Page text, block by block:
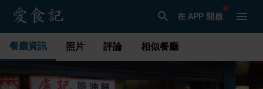
在 APP 開啟
餐廳資訊 照片 評論 相似餐廳